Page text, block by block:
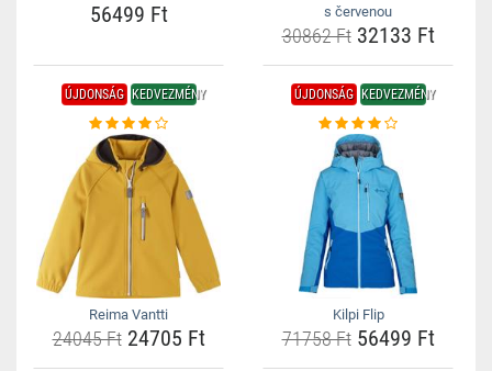
56499 Ft
s červenou
30862 Ft32133 Ft
ÚJDONSÁG KEDVEZMÉNY
Reima Vantti
24045 Ft24705 Ft
ÚJDONSÁG KEDVEZMÉNY
Kilpi Flip
71758 Ft56499 Ft